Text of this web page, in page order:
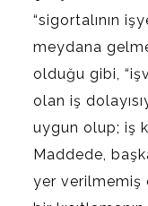
“sigortalının
meydana
olduğu gibi,
olan iş
uygun olup; iş
Maddede,
yer verilmemiş